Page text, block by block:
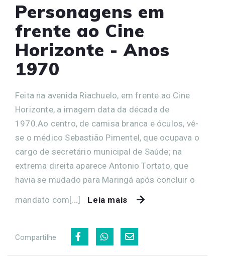
Personagens em
frente ao Cine
Horizonte - Anos
1970
Feita na avenida Riachuelo, em frente ao Cine
Horizonte, a imagem data da década de
1970.Ao centro, de camisa branca e óculos, vê-
se o médico Sebastião Pimentel, que ocupava o
cargo de secretário municipal de Saúde; na
extrema direita aparece Antonio Tortato, que
havia se mudado para Maringá após concluir o
mandato com[...]
Leia mais
Compartilhe